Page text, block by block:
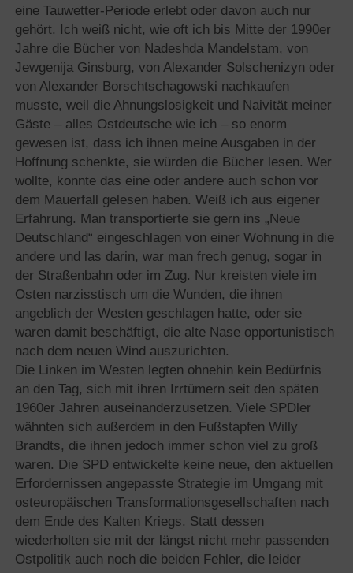
eine Tauwetter-Periode erlebt oder davon auch nur
gehört. Ich weiß nicht, wie oft ich bis Mitte der 1990er
Jahre die Bücher von Nadeshda Mandelstam, von
Jewgenija Ginsburg, von Alexander Solschenizyn oder
von Alexander Borschtschagowski nachkaufen
musste, weil die Ahnungslosigkeit und Naivität meiner
Gäste – alles Ostdeutsche wie ich – so enorm
gewesen ist, dass ich ihnen meine Ausgaben in der
Hoffnung schenkte, sie würden die Bücher lesen. Wer
wollte, konnte das eine oder andere auch schon vor
dem Mauerfall gelesen haben. Weiß ich aus eigener
Erfahrung. Man transportierte sie gern ins „Neue
Deutschland“ eingeschlagen von einer Wohnung in die
andere und las darin, war man frech genug, sogar in
der Straßenbahn oder im Zug. Nur kreisten viele im
Osten narzisstisch um die Wunden, die ihnen
angeblich der Westen geschlagen hatte, oder sie
waren damit beschäftigt, die alte Nase opportunistisch
nach dem neuen Wind auszurichten.
Die Linken im Westen legten ohnehin kein Bedürfnis
an den Tag, sich mit ihren Irrtümern seit den späten
1960er Jahren auseinanderzusetzen. Viele SPDler
wähnten sich außerdem in den Fußstapfen Willy
Brandts, die ihnen jedoch immer schon viel zu groß
waren. Die SPD entwickelte keine neue, den aktuellen
Erfordernissen angepasste Strategie im Umgang mit
osteuropäischen Transformationsgesellschaften nach
dem Ende des Kalten Kriegs. Statt dessen
wiederholten sie mit der längst nicht mehr passenden
Ostpolitik auch noch die beiden Fehler, die leider